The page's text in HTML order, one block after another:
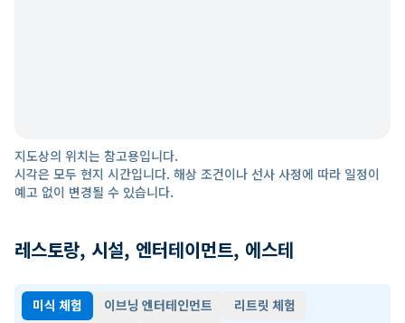
지도상의 위치는 참고용입니다.
시각은 모두 현지 시간입니다. 해상 조건이나 선사 사정에 따라 일정이
예고 없이 변경될 수 있습니다.
레스토랑, 시설, 엔터테이먼트, 에스테
미식 체험 이브닝 엔터테인먼트
리트릿 체험